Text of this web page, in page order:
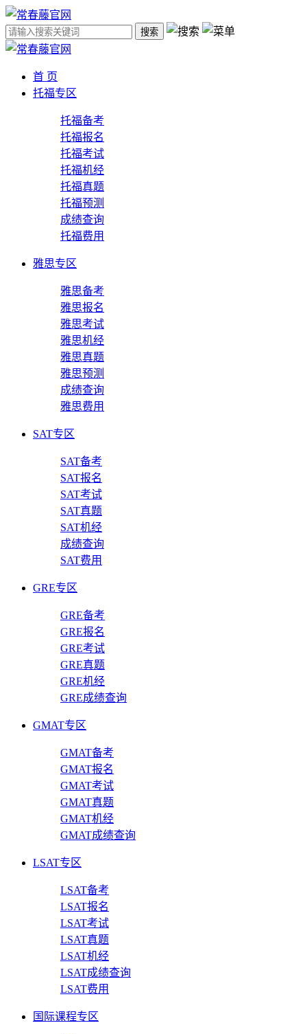
搜索
首 页
托福专区
托福备考
托福报名
托福考试
托福机经
托福真题
托福预测
成绩查询
托福费用
雅思专区
雅思备考
雅思报名
雅思考试
雅思机经
雅思真题
雅思预测
成绩查询
雅思费用
SAT专区
SAT备考
SAT报名
SAT考试
SAT真题
SAT机经
成绩查询
SAT费用
GRE专区
GRE备考
GRE报名
GRE考试
GRE真题
GRE机经
GRE成绩查询
GMAT专区
GMAT备考
GMAT报名
GMAT考试
GMAT真题
GMAT机经
GMAT成绩查询
LSAT专区
LSAT备考
LSAT报名
LSAT考试
LSAT真题
LSAT机经
LSAT成绩查询
LSAT费用
国际课程专区